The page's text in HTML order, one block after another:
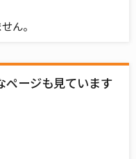
ん。
ページも見ています